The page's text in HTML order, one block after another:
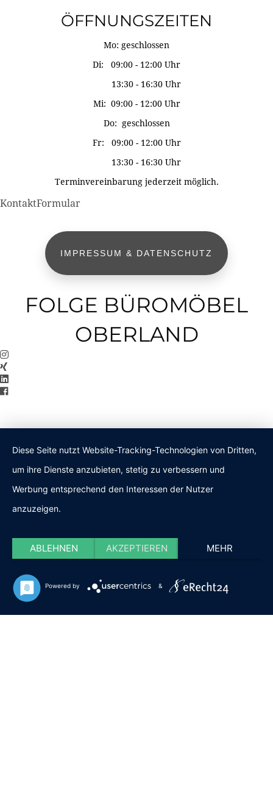
ÖFFNUNGSZEITEN
Mo: geschlossen
Di: 09:00 - 12:00 Uhr
13:30 - 16:30 Uhr
Mi: 09:00 - 12:00 Uhr
Do: geschlossen
Fr: 09:00 - 12:00 Uhr
13:30 - 16:30 Uhr
Terminvereinbarung jederzeit möglich.
KontaktFormular
IMPRESSUM & DATENSCHUTZ
FOLGE BÜROMÖBEL
OBERLAND
Diese Seite nutzt Website-Tracking-Technologien von Dritten,
um ihre Dienste anzubieten, stetig zu verbessern und
Werbung entsprechend den Interessen der Nutzer
anzuzeigen.
ABLEHNEN AKZEPTIEREN MEHR
Powered by &